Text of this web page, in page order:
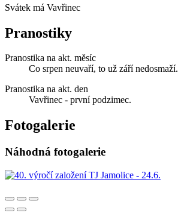
Svátek má Vavřinec
Pranostiky
Pranostika na akt. měsíc
Co srpen neuvaří, to už září nedosmaží.
Pranostika na akt. den
Vavřinec - první podzimec.
Fotogalerie
Náhodná fotogalerie